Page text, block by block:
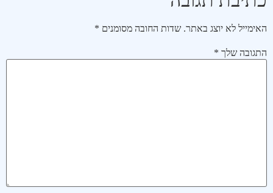
האימייל לא יוצג באתר. שדות החובה מסומנים *
התגובה שלך *